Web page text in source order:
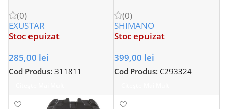
(0)
EXUSTAR
Stoc epuizat
285,00 lei
Cod Produs: 311811
(0)
SHIMANO
Stoc epuizat
399,00 lei
Cod Produs: C293324